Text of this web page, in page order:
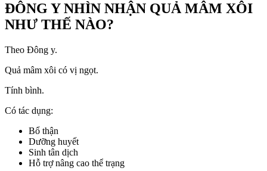
ĐÔNG Y NHÌN NHẬN QUẢ MÂM XÔI
NHƯ THẾ NÀO?
Theo Đông y.
Quả mâm xôi có vị ngọt.
Tính bình.
Có tác dụng:
Bổ thận
Dưỡng huyết
Sinh tân dịch
Hỗ trợ nâng cao thể trạng